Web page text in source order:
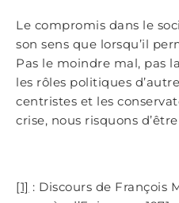
Le compromis dans le
son sens que lorsqu’il
Pas le moindre mal, pas
les rôles politiques
centristes et les
crise, nous risquons
[1] : Discours de François